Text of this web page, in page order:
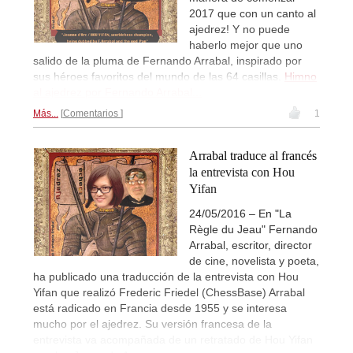
2017 que con un canto al
ajedrez! Y no puede
haberlo mejor que uno
salido de la pluma de Fernando Arrabal, inspirado por
sus héroes favoritos del mundo de las 64 casillas. Himno
Más... Comentarios 1
Arrabal traduce al francés
la entrevista con Hou
Yifan
24/05/2016 – En "La
Règle du Jeau" Fernando
Arrabal, escritor, director
de cine, novelista y poeta,
ha publicado una traducción de la entrevista con Hou
Yifan que realizó Frederic Friedel (ChessBase) Arrabal
está radicado en Francia desde 1955 y se interesa
mucho por el ajedrez. Su versión francesa de la